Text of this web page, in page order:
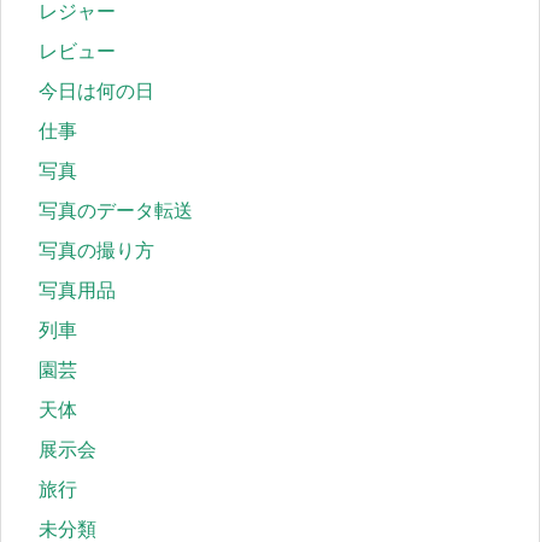
レジャー
レビュー
今日は何の日
仕事
写真
写真のデータ転送
写真の撮り方
写真用品
列車
園芸
天体
展示会
旅行
未分類